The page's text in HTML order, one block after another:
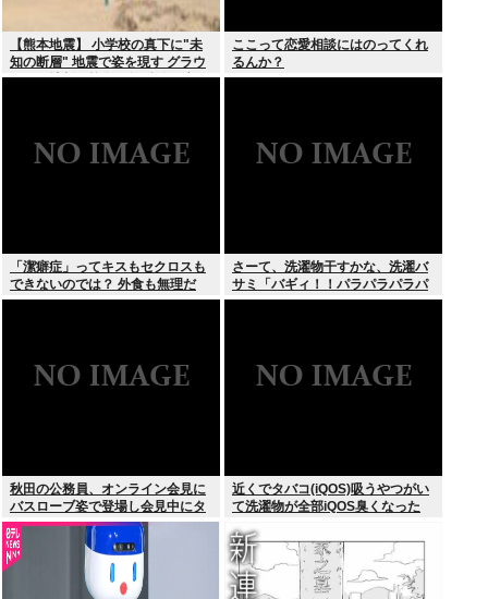
【熊本地震】 小学校の真下に"未
知の断層" 地震で姿を現す グラウ
ンドに地割れ校舎に亀裂 八代市
ここって恋愛相談にはのってくれ
るんか？
「潔癖症」ってキスもセクロスも
できないのでは？ 外食も無理だ
ろ。
さーて、洗濯物干すかな、洗濯バ
サミ「バギィ！！パラパラパラパ
ラ」
秋田の公務員、オンライン会見に
バスローブ姿で登場し会見中にタ
バコを吸う←あのさあ！
近くでタバコ(iQOS)吸うやつがい
て洗濯物が全部iQOS臭くなった